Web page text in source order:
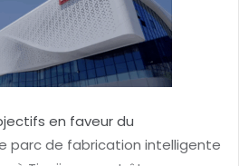
c
o
r
e
en faveur du
parc de fabrication intelligente